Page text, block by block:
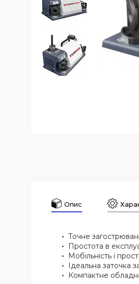
Опис
Точне
Простота в
Мобільність і
Ідеальна заточка
Компактне